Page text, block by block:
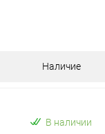
Наличие
В наличии